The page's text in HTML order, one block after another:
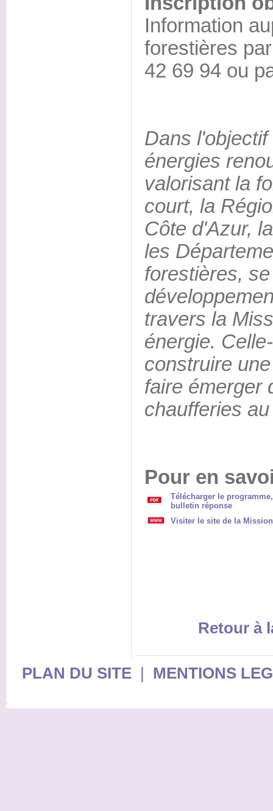
Information
forestières
42 69 94 ou
Dans
énergies
valorisant la
court, la
Côte d'Azur,
les
forestières,
travers la
énergie.
construire
faire émerger
chaufferies
Pour en
Télécharger le
bulletin réponse
Visiter le site de la
Retour à
PLAN DU SITE| MENTIONS